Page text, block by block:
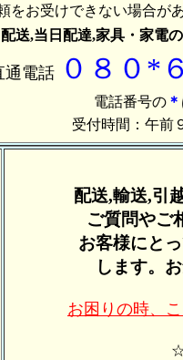
お受けできない場合があ
送,当日配達,家具・家電
通電話 ０８０*
電話番号の ＊
受付時間：午前
配送,輸送,引
ご質問やご
お客様にと
します。
お困りの時、
☆